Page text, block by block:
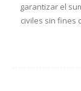
garantizar el
civiles sin fines